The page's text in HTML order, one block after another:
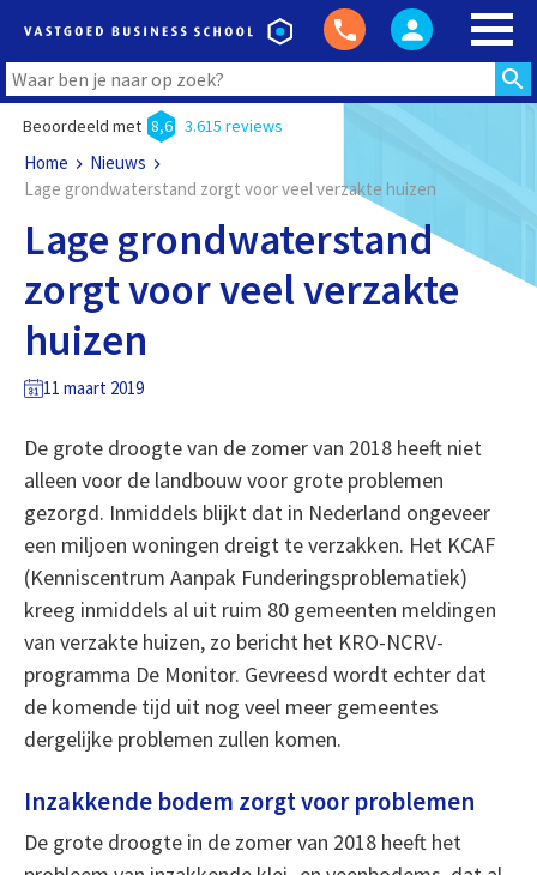
Beoordeeld met 8,6 3.615 reviews
Home
Nieuws
Lage grondwaterstand zorgt voor veel verzakte huizen
Lage grondwaterstand
zorgt voor veel verzakte
huizen
11 maart 2019
De grote droogte van de zomer van 2018 heeft niet
alleen voor de landbouw voor grote problemen
gezorgd. Inmiddels blijkt dat in Nederland ongeveer
een miljoen woningen dreigt te verzakken. Het KCAF
(Kenniscentrum Aanpak Funderingsproblematiek)
kreeg inmiddels al uit ruim 80 gemeenten meldingen
van verzakte huizen, zo bericht het KRO-NCRV-
programma De Monitor. Gevreesd wordt echter dat
de komende tijd uit nog veel meer gemeentes
dergelijke problemen zullen komen.
Inzakkende bodem zorgt voor problemen
De grote droogte in de zomer van 2018 heeft het